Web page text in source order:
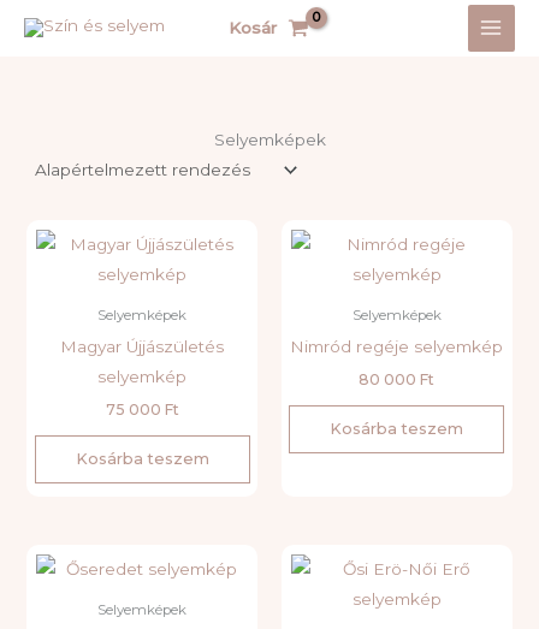
Kosár
Selyemképek
Selyemképek
Magyar Újjászületés
selyemkép
75 000 Ft
Kosárba teszem
Selyemképek
Nimród regéje selyemkép
80 000 Ft
Kosárba teszem
Selyemképek